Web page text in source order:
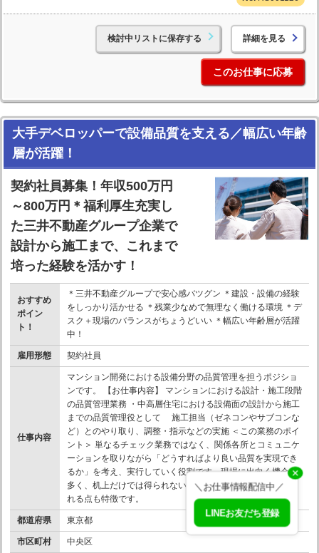
検討中リストに保存する 詳細を見る
このお仕事に応募
大手デベロッパーで設備品質を支える／幅広い年齢
層が活躍！
契約社員募集！年収500万円
～800万円＊福利厚生充実し
た三井不動産グループ企業で
設計から施工まで、これまで
培った経験を活かす！
おすすめ
ポイン
ト！
＊三井不動産グループで安心感バツグン ＊建設・設備の経験
をしっかり活かせる ＊残業少なめで無理なく働ける環境 ＊デ
スク＋現場のバランスがちょうどいい ＊幅広い年齢層が活躍
中！
雇用形態 契約社員
仕事内容
マンション開発における設備分野の品質管理を担うポジショ
ンです。 【お仕事内容】 マンションにおける設計・施工段階
の品質管理業務 ・中高層住宅における設備面の設計から施工
までの品質管理役として 施工担当（ゼネコンやサブコンな
ど）とのやり取り、調整・指示などの実施 ＜この業務のポイ
ント＞ 単なるチェック業務ではなく、関係各所とコミュニケ
ーションを取りながら「どうすればより良い品質を実現でき
るか」を考え、実行していく役割です。現場に出向く機会も
多く、机上だけでは得られない実践的な知見を活かし続けら
れる点も特徴です。
都道府県 東京都
市区町村 中央区
✕
＼お仕事情報配信中／
LINEお友だち登録